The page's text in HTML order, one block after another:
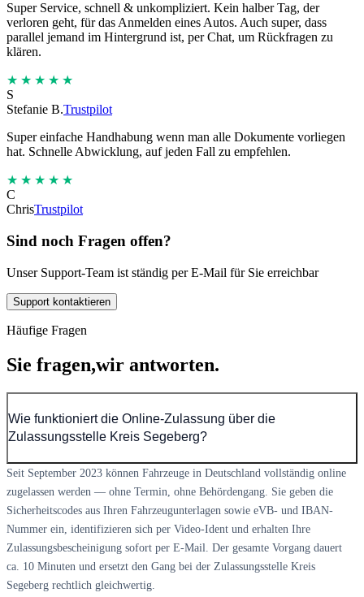
Super Service, schnell & unkompliziert. Kein halber Tag, der
verloren geht, für das Anmelden eines Autos. Auch super, dass
parallel jemand im Hintergrund ist, per Chat, um Rückfragen zu
klären.
★★★★★
S
Stefanie B.Trustpilot
Super einfache Handhabung wenn man alle Dokumente vorliegen
hat. Schnelle Abwicklung, auf jeden Fall zu empfehlen.
★★★★★
C
ChrisTrustpilot
Sind noch Fragen offen?
Unser Support-Team ist ständig per E-Mail für Sie erreichbar
Support kontaktieren
Häufige Fragen
Sie fragen,wir antworten.
Wie funktioniert die Online-Zulassung über die
Zulassungsstelle Kreis Segeberg?
Seit September 2023 können Fahrzeuge in Deutschland vollständig online
zugelassen werden — ohne Termin, ohne Behördengang. Sie geben die
Sicherheitscodes aus Ihren Fahrzeugunterlagen sowie eVB- und IBAN-
Nummer ein, identifizieren sich per Video-Ident und erhalten Ihre
Zulassungsbescheinigung sofort per E-Mail. Der gesamte Vorgang dauert
ca. 10 Minuten und ersetzt den Gang bei der Zulassungsstelle Kreis
Segeberg rechtlich gleichwertig.